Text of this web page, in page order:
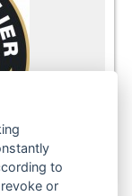
to
or